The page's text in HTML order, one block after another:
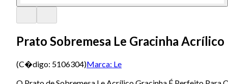
Prato Sobremesa Le Gracinha Acrílico
(C�digo: 5106304)Marca: Le